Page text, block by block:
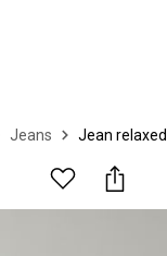
Jeans Jean